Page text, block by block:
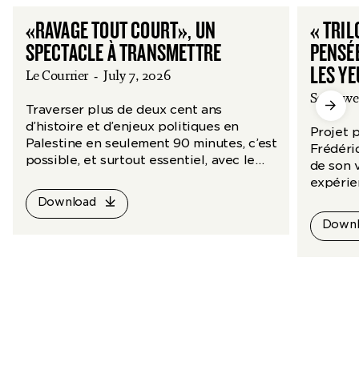
«RAVAGE TOUT COURT», UN
SPECTACLE À TRANSMETTRE
Le Courrier - July 7, 2026
Traverser plus de deux cent ans
d’histoire et d’enjeux politiques en
Palestine en seulement 90 minutes, c’est
possible, et surtout essentiel, avec le
Download
«
LES
Projet
de son
écrin-